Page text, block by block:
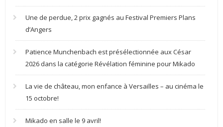
Une de perdue, 2 prix gagnés au Festival Premiers Plans
d’Angers
Patience Munchenbach est présélectionnée aux César
2026 dans la catégorie Révélation féminine pour Mikado
La vie de château, mon enfance à Versailles – au cinéma le
15 octobre!
Mikado en salle le 9 avril!